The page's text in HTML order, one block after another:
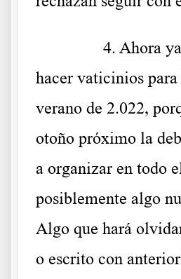
4. Ahora
hacer vaticinios
verano de 2.022,
otoño próximo la
a organizar en todo
posiblemente algo
Algo que hará
o escrito con